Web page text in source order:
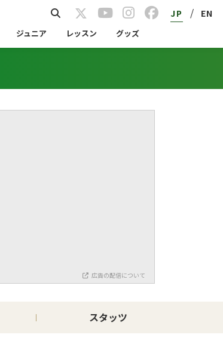
JP / EN
ジュニア レッスン グッズ
広告の配信について
スタッツ